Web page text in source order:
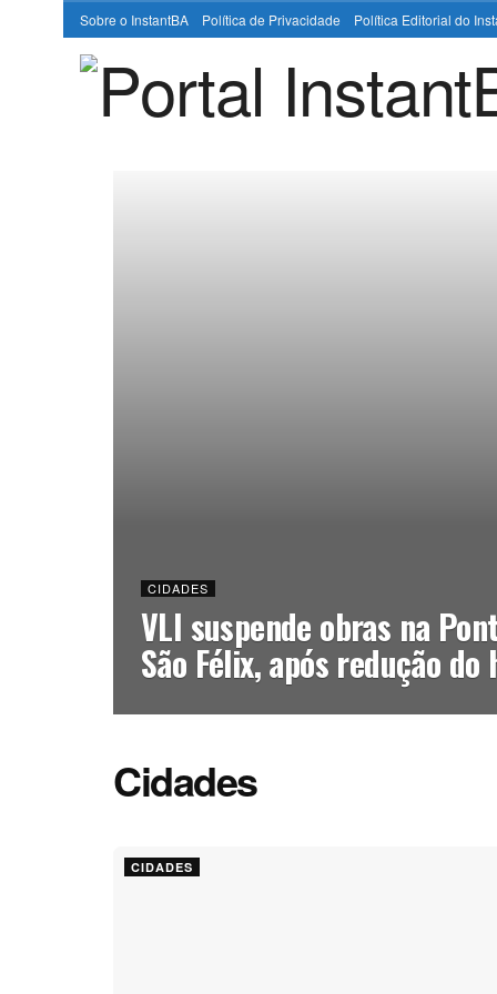
Sobre o InstantBA Política de Privacidade Política Editorial do
CIDADES
VLI suspende obras na
São Félix, após redução
Cidades
CIDADES